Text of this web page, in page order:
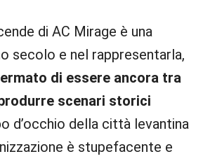
di AC Mirage è una
secolo e nel rappresentarla,
di essere ancora tra
scenari storici
d’occhio della città levantina
è stupefacente e